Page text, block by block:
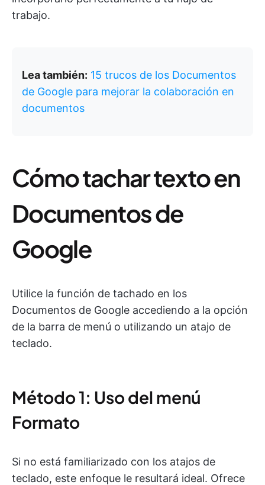
trabajo.
Lea también: 15 trucos de los Documentos
de Google para mejorar la colaboración en
documentos
Cómo tachar texto en
Documentos de
Google
Utilice la función de tachado en los
Documentos de Google accediendo a la opción
de la barra de menú o utilizando un atajo de
teclado.
Método 1: Uso del menú
Formato
Si no está familiarizado con los atajos de
teclado, este enfoque le resultará ideal. Ofrece